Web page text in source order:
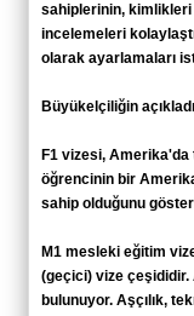
sahiplerinin,
incelemeleri
olarak ayarlamaları
Büyükelçiliğin
F1 vizesi,
öğrencinin bir
sahip olduğunu
M1 mesleki eğitim
(geçici) vize
bulunuyor. Aşçılık,